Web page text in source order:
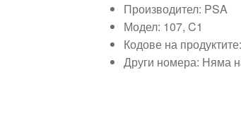
Производител: PSA
Модел: 107, C1
Кодове на
Други номера: Няма